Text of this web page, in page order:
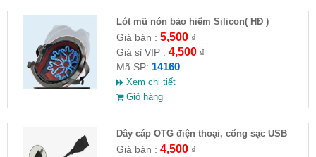
Lót mũ nón bảo hiểm Silicon( HĐ )
Giá bán : 5,500₫
Giá sỉ VIP : 4,500₫
Mã SP: 14160
Xem chi tiết
Giỏ hàng
Dây cáp OTG điện thoại, cổng sạc USB
Giá bán : 4,500₫